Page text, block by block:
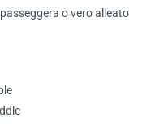
o vero alleato